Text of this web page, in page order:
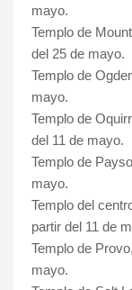
mayo.
Templo de
del 25 de mayo.
Templo de
mayo.
Templo de
del 11 de mayo.
Templo de
mayo.
Templo del
partir del 11 de
Templo de
mayo.